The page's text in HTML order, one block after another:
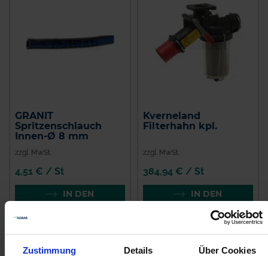
Zustimmung Details Über Cookies
GRANIT
Spritzenschlauch
Innen-Ø 8 mm
zzgl. MwSt.
4,51 € / St
IN DEN
Kverneland
Filterhahn kpl.
zzgl. MwSt.
384,94 € / St
IN DEN